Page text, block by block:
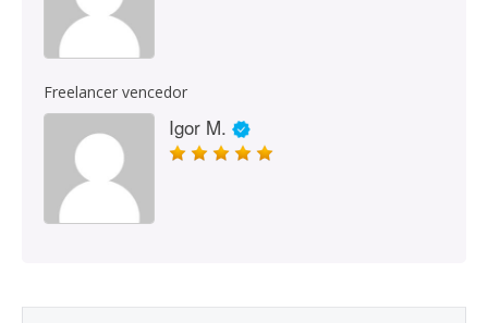
Freelancer vencedor
Igor M.